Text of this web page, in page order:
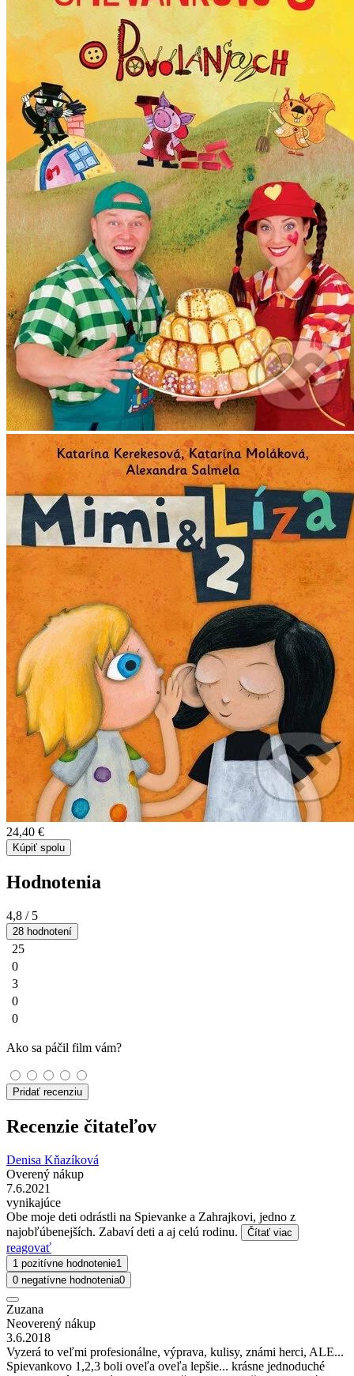
24,40 €
Kúpiť spolu
Hodnotenia
4,8 / 5
28 hodnotení
25
0
3
0
0
Ako sa páčil film vám?
Pridať recenziu
Recenzie čitateľov
Denisa Kňazíková
Overený nákup
7.6.2021
vynikajúce
Obe moje deti odrástli na Spievanke a Zahrajkovi, jedno z
najobľúbenejších. Zabaví deti a aj celú rodinu.
Čítať viac
reagovať
1 pozitívne hodnotenie1
0 negatívne hodnotenia0
Zuzana
Neoverený nákup
3.6.2018
Vyzerá to veľmi profesionálne, výprava, kulisy, známi herci, ALE...
Spievankovo 1,2,3 boli oveľa oveľa lepšie... krásne jednoduché